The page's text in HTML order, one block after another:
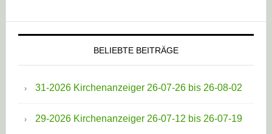
BELIEBTE BEITRÄGE
31-2026 Kirchenanzeiger 26-07-26 bis 26-08-02
29-2026 Kirchenanzeiger 26-07-12 bis 26-07-19